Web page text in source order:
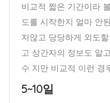
비교적 짧은 기간이라
도를 시작한지 얼마 안
지않고 당당하게 외도
고 상간자의 정보도 알
수 지만 비교적 이런 경
5~10일